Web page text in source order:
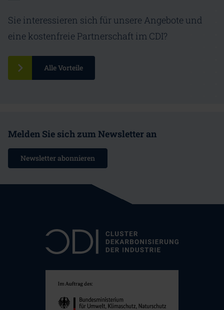
Sie interessieren sich für unsere Angebote und
eine kostenfreie Partnerschaft im CDI?
Alle Vorteile
Melden Sie sich zum Newsletter an
Newsletter abonnieren